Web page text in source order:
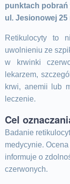
punktach pobrań
ul. Jesionowej 25
Retikulocyty to
uwolnieniu ze
w krwinki
lekarzem,
krwi, anemii lub
leczenie.
Cel
Badanie
medycynie.
informuje o
czerwonych.